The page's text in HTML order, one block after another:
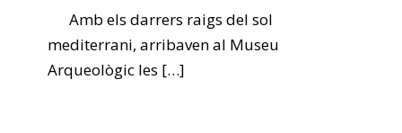
Amb els darrers raigs del sol
mediterrani, arribaven al Museu
Arqueològic les […]